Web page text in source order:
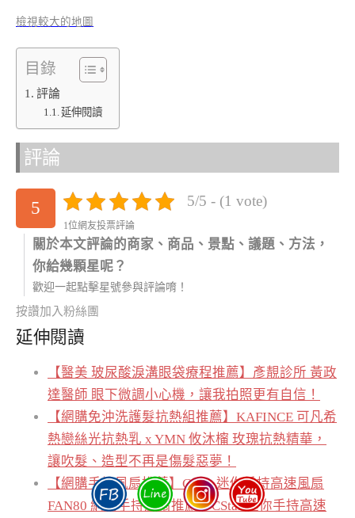
檢視較大的地圖
目錄
評論
延伸閱讀
評論
5 5/5 - (1 vote)
1位網友投票評論
關於本文評論的商家、商品、景點、議題、方法，
你給幾顆星呢？
歡迎一起點擊星號參與評論唷！
按讚加入粉絲團
延伸閱讀
【醫美 玻尿酸淚溝眼袋療程推薦】彥靚診所 黃政
達醫師 眼下微調小心機，讓我拍照更有自信！
【網購免沖洗護髮抗熱組推薦】KAFINCE 可凡希
熱戀絲光抗熱乳 x YMN 攸沐橣 玫瑰抗熱精華，
讓吹髮、造型不再是傷髮惡夢！
【網購手持風扇推薦】CStar 迷你手持高速風扇
FAN80 網購手持風扇推薦｜CStar 迷你手持高速